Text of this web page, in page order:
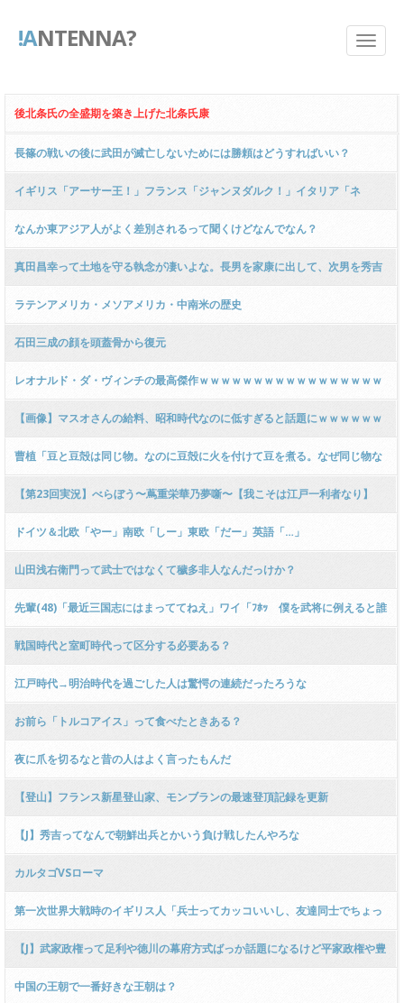
!ANTENNA?
後北条氏の全盛期を築き上げた北条氏康
長篠の戦いの後に武田が滅亡しないためには勝頼はどうすればいい？
イギリス「アーサー王！」フランス「ジャンヌダルク！」イタリア「ネ
ロ…」ドイツ「」
なんか東アジア人がよく差別されるって聞くけどなんでなん？
真田昌幸って土地を守る執念が凄いよな。長男を家康に出して、次男を秀吉
に出すとか
ラテンアメリカ・メソアメリカ・中南米の歴史
石田三成の顔を頭蓋骨から復元
レオナルド・ダ・ヴィンチの最高傑作ｗｗｗｗｗｗｗｗｗｗｗｗｗｗｗｗｗ
ｗｗｗｗｗｗｗｗｗｗｗ
【画像】マスオさんの給料、昭和時代なのに低すぎると話題にｗｗｗｗｗｗ
ｗｗｗ
曹植「豆と豆殻は同じ物。なのに豆殻に火を付けて豆を煮る。なぜ同じ物な
のに苦しめるんだ？」
【第23回実況】べらぼう〜蔦重栄華乃夢噺〜【我こそは江戸一利者なり】
ドイツ＆北欧「やー」南欧「しー」東欧「だー」英語「…」
山田浅右衛門って武士ではなくて穢多非人なんだっけか？
先輩(48)「最近三国志にはまっててねえ」ワイ「ﾌﾎｯ 僕を武将に例えると誰
ですか？」先輩「馬岱」
戦国時代と室町時代って区分する必要ある？
江戸時代→明治時代を過ごした人は驚愕の連続だったろうな
お前ら「トルコアイス」って食べたときある？
夜に爪を切るなと昔の人はよく言ったもんだ
【登山】フランス新星登山家、モンブランの最速登頂記録を更新
【J】秀吉ってなんで朝鮮出兵とかいう負け戦したんやろな
カルタゴVSローマ
第一次世界大戦時のイギリス人「兵士ってカッコいいし、友達同士でちょっ
と戦争行ってくるわw」イキった結果・・・・
【J】武家政権って足利や徳川の幕府方式ばっか話題になるけど平家政権や豊
臣政権みたいな幕府開かない方式のほうがよくね？
中国の王朝で一番好きな王朝は？